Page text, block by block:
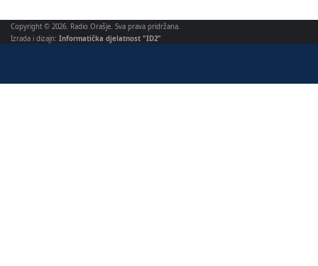
Copyright © 2026. Radio Orašje. Sva prava pridržana.
Izrada i dizajn: Informatička djelatnost "ID2"